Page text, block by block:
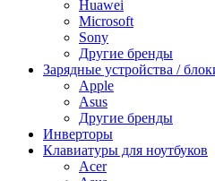
Huawei
Microsoft
Sony
Другие бренды
Зарядные устройства /
Apple
Asus
Другие бренды
Инверторы
Клавиатуры для ноутбуков
Acer